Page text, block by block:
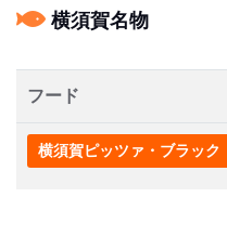
横須賀名物
フード
横須賀ピッツァ・ブラック